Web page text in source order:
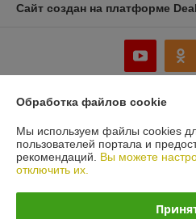
Сайт создан на платформе
Юридическое лицо:ООО
220047, Республика Беларусь,
Стиклево, ул. Восточная, д.4, к.5
Обработка файлов cookie
Мы используем файлы cookies
пользователей портала и
рекомендаций. Вы можете
отключить их.